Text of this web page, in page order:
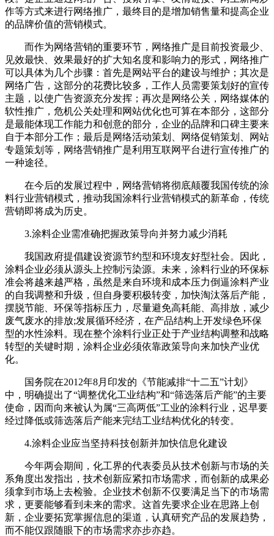
作等方式来进行网络推广，最终目的是增加销售量和提高企业
的品牌价值的营销模式。
而作为网络营销的重要环节，网络推广是目前投资最少、
见效最快、效果最好的扩大知名度和影响力的形式，网络推广
可以具体为几个步骤：首先是网站平台的建设与维护；其次是
网络广告，这部分的花费比较多，工作人员需要策划好的宣传
主题，以使广告资源充分发挥；再次是网络公关，网络媒体的
软性推广，危机公关处理和网站优化也可算在本部分，这部分
是最能体现工作能力和创意的部分，企业的品牌和口碑主要来
自于本部分工作；最后是网络活动策划、网络促销策划、网站
专题策划等，网络营销推广是利用互联网平台进行宣传推广的
一种途径。
在今后的发展过程中，网络营销将彻底颠覆我国传统的涂
料行业营销模式，推动我国涂料行业营销模式的新革命，传统
营销即将成为历史。
3.涂料企业需准确把握政策导向并努力减少消耗
我国政府提倡建设资源节约型和环境友好型社会。因此，
涂料企业必须从源头上控制污染源。未来，涂料行业的环保标
准会将越来越严格，虽然是来自环境和成本压力倒逼涂料产业
的自我调整和升级，但自身要积极转变，加快淘汰落后产能，
摆脱节能、环保等指标压力，尽量避免高耗能、高排放，减少
废气废水的排放;发展循环经济，在产品结构上开发绿色环保
型的水性涂料。现在整个涂料行业正处于产业结构调整和战略
转型的关键时期，涂料企业必须依靠政策导向来加快产业优
化。
国务院在2012年8月印发的《节能减排“十二五”计划》
中，明确提出了“调整优化工业结构”和“筛选落后产能”的主要
使命，因而向来被认为属“三高两低”工业的涂料行业，迟早要
经过降低或筛选落后产能来完结工业结构优化的转变。
4.涂料企业应当坚持科技创新并加快信息化建设
今年两会期间，化工界的代表委员从技术创新与市场的关
系角度出发指出，技术创新应紧扣市场需求，而创新的成果必
须拿到市场上去检验。企业技术创新不仅要满足当下的市场需
求，更要能够看到未来的需求。这首先要求企业在思路上创
新，企业要拓宽掌握信息的渠道，认真研究产品的发展趋势，
而不能仅跟随眼下的市场需求亦步亦趋。